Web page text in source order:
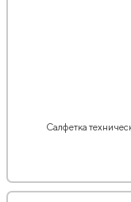
Салфетка